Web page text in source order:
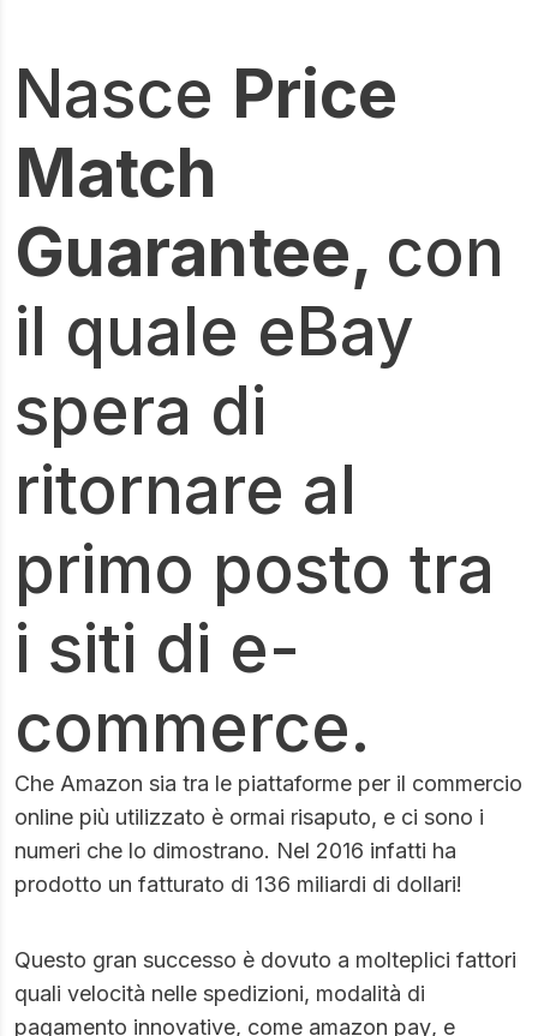
Nasce Price
Match
Guarantee, con
il quale eBay
spera di
ritornare al
primo posto tra
i siti di e-
commerce.
Che Amazon sia tra le piattaforme per il commercio
online più utilizzato è ormai risaputo, e ci sono i
numeri che lo dimostrano. Nel 2016 infatti ha
prodotto un fatturato di 136 miliardi di dollari!
Questo gran successo è dovuto a molteplici fattori
quali velocità nelle spedizioni, modalità di
pagamento innovative, come amazon pay, e